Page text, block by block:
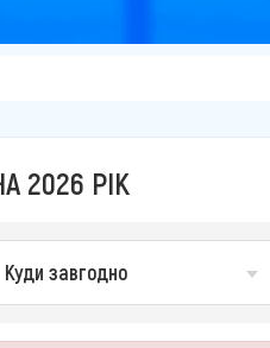
2026 РІК
Куди завгодно